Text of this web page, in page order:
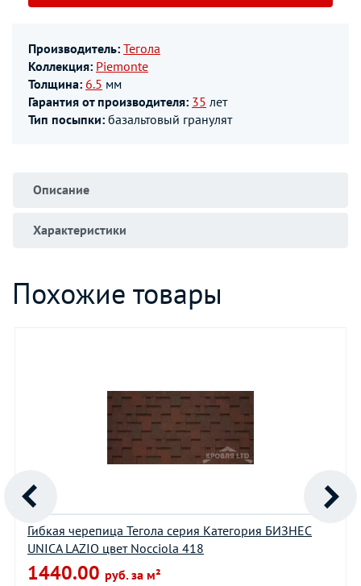
Производитель: Тегола
Коллекция: Piemonte
Толщина: 6.5 мм
Гарантия от производителя: 35 лет
Тип посыпки: базальтовый гранулят
Описание
Характеристики
Похожие товары
Гибкая черепица Тегола серия Категория БИЗНЕС
UNICA LAZIO цвет Nocciola 418
1440.00 руб. за м²